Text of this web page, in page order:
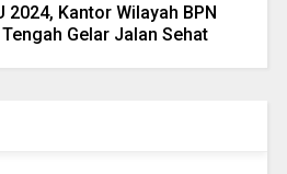
2024, Kantor Wilayah BPN
Gelar Jalan Sehat